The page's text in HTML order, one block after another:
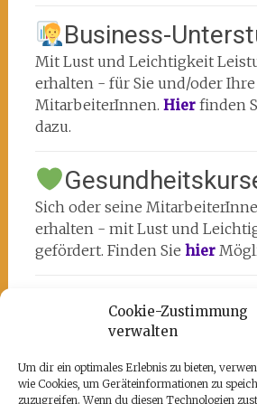
Cookie-Zustimmung
verwalten
Um dir ein optimales Erlebnis zu bieten,
wie Cookies, um Geräteinformationen zu
zuzugreifen. Wenn du diesen Technologien
Business-
Mit Lust und Leichtigkeit
erhalten - für Sie und/oder Ihre
MitarbeiterInnen. Hier finden
dazu.
Sich oder seine
erhalten - mit Lust und
gefördert. Finden Sie hier
Unsere Partner